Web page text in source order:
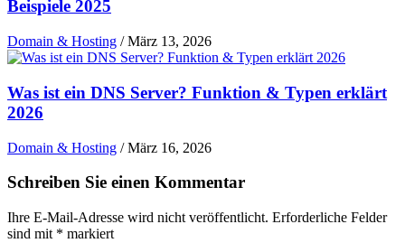
Beispiele 2025
Domain & Hosting /März 13, 2026
Was ist ein DNS Server? Funktion & Typen erklärt
2026
Domain & Hosting /März 16, 2026
Schreiben Sie einen Kommentar
Ihre E-Mail-Adresse wird nicht veröffentlicht. Erforderliche Felder
sind mit * markiert